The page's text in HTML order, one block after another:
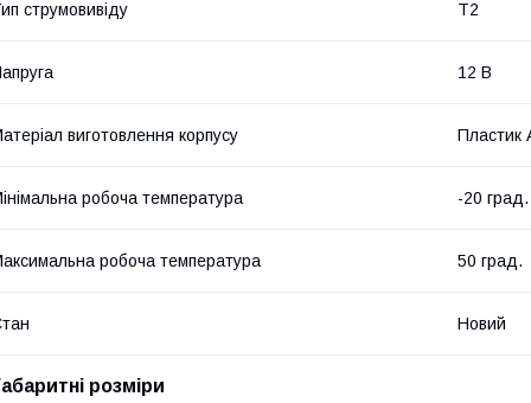
струмовивіду T2
12 В
виготовлення корпусу Пластик
робоча температура -20 град.
робоча температура 50 град.
Новий
розміри